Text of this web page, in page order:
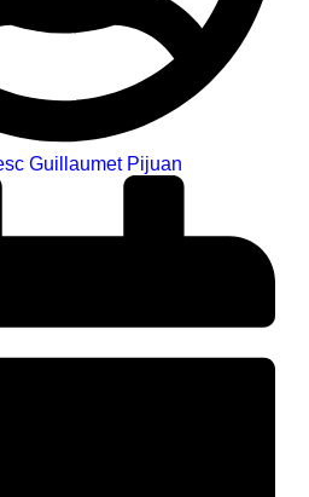
Guillaumet Pijuan